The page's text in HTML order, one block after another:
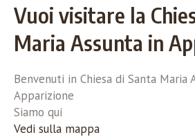
Vuoi visitare la
Maria Assunta in
Benvenuti in Chiesa di Santa Maria
Apparizione
Siamo qui
Vedi sulla mappa